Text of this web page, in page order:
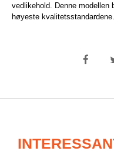
vedlikehold. Denne modellen
høyeste kvalitetsstandardene.